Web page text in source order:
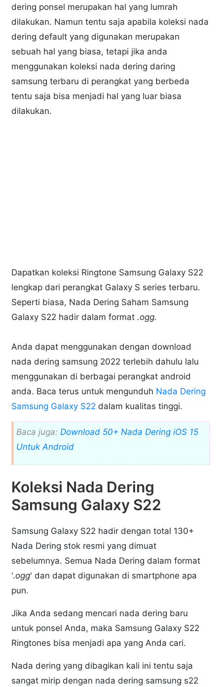
dering ponsel merupakan hal yang lumrah
dilakukan. Namun tentu saja apabila koleksi nada
dering default yang digunakan merupakan
sebuah hal yang biasa, tetapi jika anda
menggunakan koleksi nada dering daring
samsung terbaru di perangkat yang berbeda
tentu saja bisa menjadi hal yang luar biasa
dilakukan.
Dapatkan koleksi Ringtone Samsung Galaxy S22
lengkap dari perangkat Galaxy S series terbaru.
Seperti biasa, Nada Dering Saham Samsung
Galaxy S22 hadir dalam format.ogg.
Anda dapat menggunakan dengan download
nada dering samsung 2022 terlebih dahulu lalu
menggunakan di berbagai perangkat android
anda. Baca terus untuk mengunduh Nada Dering
Samsung Galaxy S22 dalam kualitas tinggi.
Baca juga: Download 50+ Nada Dering iOS 15
Untuk Android
Koleksi Nada Dering
Samsung Galaxy S22
Samsung Galaxy S22 hadir dengan total 130+
Nada Dering stok resmi yang dimuat
sebelumnya. Semua Nada Dering dalam format
'.ogg' dan dapat digunakan di smartphone apa
pun.
Jika Anda sedang mencari nada dering baru
untuk ponsel Anda, maka Samsung Galaxy S22
Ringtones bisa menjadi apa yang Anda cari.
Nada dering yang dibagikan kali ini tentu saja
sangat mirip dengan nada dering samsung s22